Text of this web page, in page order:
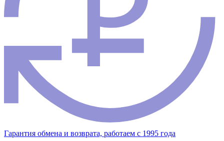
Гарантия обмена и возврата, работаем с 1995 года